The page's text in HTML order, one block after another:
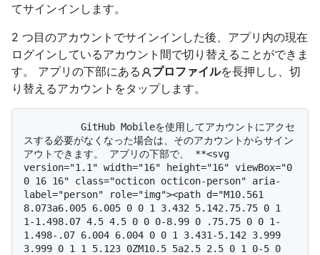
てサインインします。
2 つ目のアカウントでサインインした後、アプリ内の現在
ログインしているアカウント間で切り替えることができま
す。 アプリの下部にある
プロファイルを長押しし、切
り替えるアカウントをタップします。
スする必要がなくなった場合は、そのアカウントからサイン
アウトできます。 アプリの下部で、 **<svg
version="1.1" width="16" height="16" viewBox="0
0 16 16" class="octicon octicon-person" aria-
label="person" role="img"><path d="M10.561
8.073a6.005 6.005 0 0 1 3.432 5.142.75.75 0 1
1-1.498.07 4.5 4.5 0 0 0-8.99 0 .75.75 0 0 1-
1.498-.07 6.004 6.004 0 0 1 3.431-5.142 3.999
3.999 0 1 1 5.123 0ZM10.5 5a2.5 2.5 0 1 0-5 0